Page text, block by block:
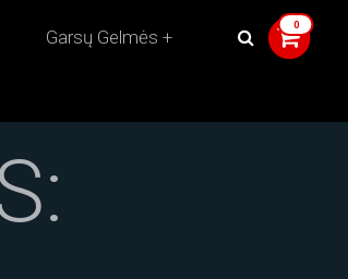
Garsų Gelmės